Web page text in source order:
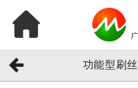
功能型刷